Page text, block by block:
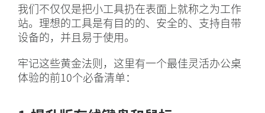
我们不仅仅是把小工具扔在表面上就称之为工作
站。理想的工具是有目的的、安全的、支持自带
设备的，并且易于使用。
牢记这些黄金法则，这里有一个最佳灵活办公桌
体验的前10个必备清单：